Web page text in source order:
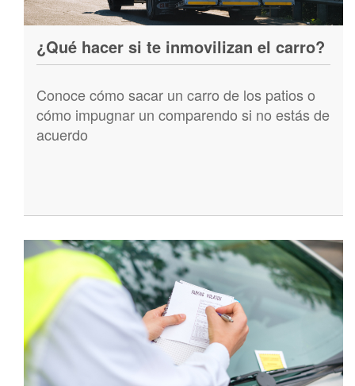
¿Qué hacer si te inmovilizan el carro?
Conoce cómo sacar un carro de los patios o
cómo impugnar un comparendo si no estás de
acuerdo